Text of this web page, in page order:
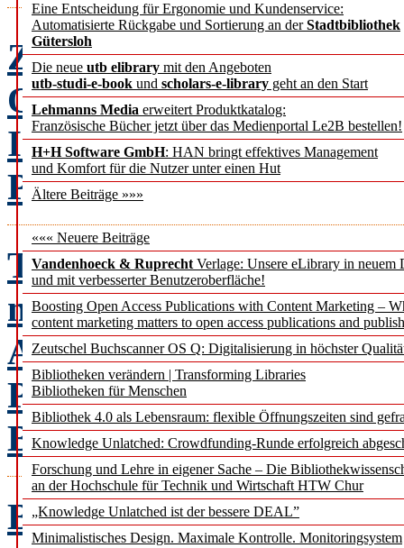
Eine Entscheidung für Ergonomie und Kundenservice:
Automatisierte Rückgabe und Sortierung an derStadtbibliothek
Gütersloh
Die neue utb elibrary mit den Angeboten
utb-studi-e-book und scholars-e-library geht an den Start
Lehmanns Media erweitert Produktkatalog:
Französische Bücher jetzt über das Medienportal Le2B bestellen!
H+H Software GmbH: HAN bringt effektives Management
und Komfort für die Nutzer unter einen Hut
Ältere Beiträge »»»
««« Neuere Beiträge
Vandenhoeck & Ruprecht Verlage: Unsere eLibrary in neuem
und mit verbesserter Benutzeroberfläche!
Boosting Open Access Publications with Content Marketing –
content marketing matters to open access publications and
Zeutschel Buchscanner OS Q: Digitalisierung in höchster
Bibliotheken verändern | Transforming Libraries
Bibliotheken für Menschen
Bibliothek 4.0 als Lebensraum: flexible Öffnungszeiten sind
Knowledge Unlatched: Crowdfunding-Runde erfolgreich
Forschung und Lehre in eigener Sache – Die
an der Hochschule für Technik und Wirtschaft HTW Chur
„Knowledge Unlatched ist der bessere DEAL”
Minimalistisches Design. Maximale Kontrolle. Monitoringsystem
Zur digitalen
Organisation, oder:
Informationszentrum?
Petra Hätscher, Oliver
Teilen in der
neue Normalität?
Axel Klinger, Margret
Potential &
Bibliotheken
Beacons in Bibliotheken